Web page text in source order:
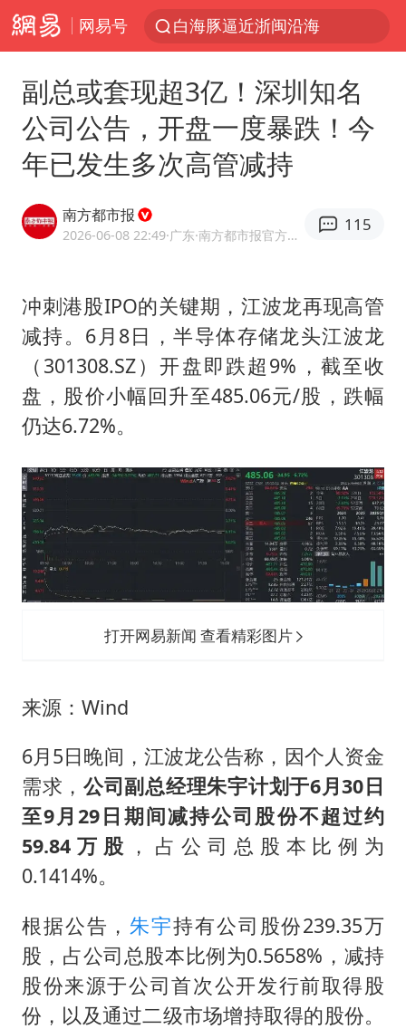
网易号
白海豚逼近浙闽沿海
刘畊宏加盟《披荆斩棘》
白海豚5次眼壁置换
杭州部分地铁高架段临时停运
白海豚或提早3小时登陆
上海大部迎大暴雨
《龙餐馆》 冲奖
武契奇会见泽连斯基有何意图
以军士兵把枪口对准中国记者
构建更高水平的全民健身公共服务体系
副总或套现超3亿！深圳知名
公司公告，开盘一度暴跌！今
年已发生多次高管减持
南方都市报
2026-06-08 22:49·广东 ·南方都市报官方网易号
115
冲刺港股IPO的关键期，江波龙再现高管
减持。6月8日，半导体存储龙头江波龙
（301308.SZ）开盘即跌超9%，截至收
盘，股价小幅回升至485.06元/股，跌幅
仍达6.72%。
打开网易新闻 查看精彩图片
来源：Wind
6月5日晚间，江波龙公告称，因个人资金
需求，公司副总经理朱宇计划于6月30日
至9月29日期间减持公司股份不超过约
59.84万股 ，占公司总股本比例为
0.1414%。
根据公告， 朱宇持有公司股份239.35万
股，占公司总股本比例为0.5658%，减持
股份来源于公司首次公开发行前取得股
份，以及通过二级市场增持取得的股份。